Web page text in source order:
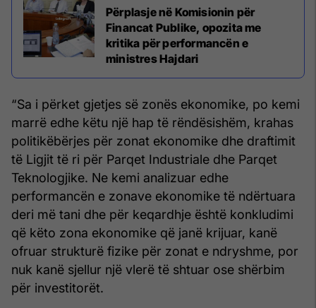
Përplasje në Komisionin për
Financat Publike, opozita me
kritika për performancën e
ministres Hajdari
“Sa i përket gjetjes së zonës ekonomike, po kemi
marrë edhe këtu një hap të rëndësishëm, krahas
politikëbërjes për zonat ekonomike dhe draftimit
të Ligjit të ri për Parqet Industriale dhe Parqet
Teknologjike. Ne kemi analizuar edhe
performancën e zonave ekonomike të ndërtuara
deri më tani dhe për keqardhje është konkludimi
që këto zona ekonomike që janë krijuar, kanë
ofruar strukturë fizike për zonat e ndryshme, por
nuk kanë sjellur një vlerë të shtuar ose shërbim
për investitorët.